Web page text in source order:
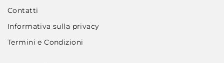
Contatti
Informativa sulla privacy
Termini e Condizioni